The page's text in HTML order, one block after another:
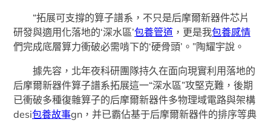
“拓展可支撐的算子譜系，不只是后摩爾新器件芯片
研發與適用化落地的‘深水區’包養管道 ，更是我包養感情
們完成底層算力衝破必需啃下的‘硬骨頭’。”陶耀宇說。
據先容，北年夜科研團隊持久在面向現實利用落地的
后摩爾新器件算子譜系拓展這一“深水區”攻堅克難，後期
已衝破多種復雜算子的后摩爾新器件多物理域電路與架構
desi包養故事gn，并已霸佔基于后摩爾新器件的排序等典